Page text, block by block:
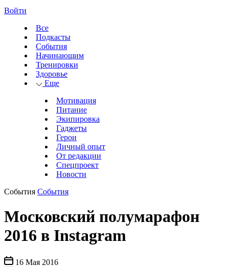
Войти
Все
Подкасты
События
Начинающим
Тренировки
Здоровье
Еще
Мотивация
Питание
Экипировка
Гаджеты
Герои
Личный опыт
От редакции
Спецпроект
Новости
События События
Московский полумарафон
2016 в Instagram
16 Мая 2016